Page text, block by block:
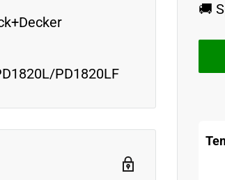
🚚
PD1820LF